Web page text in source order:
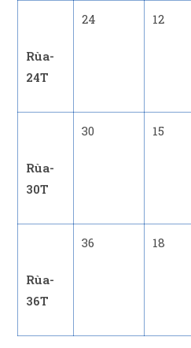
Rùa-
24T
24 12
Rùa-
30T
30 15
Rùa-
36T
36 18